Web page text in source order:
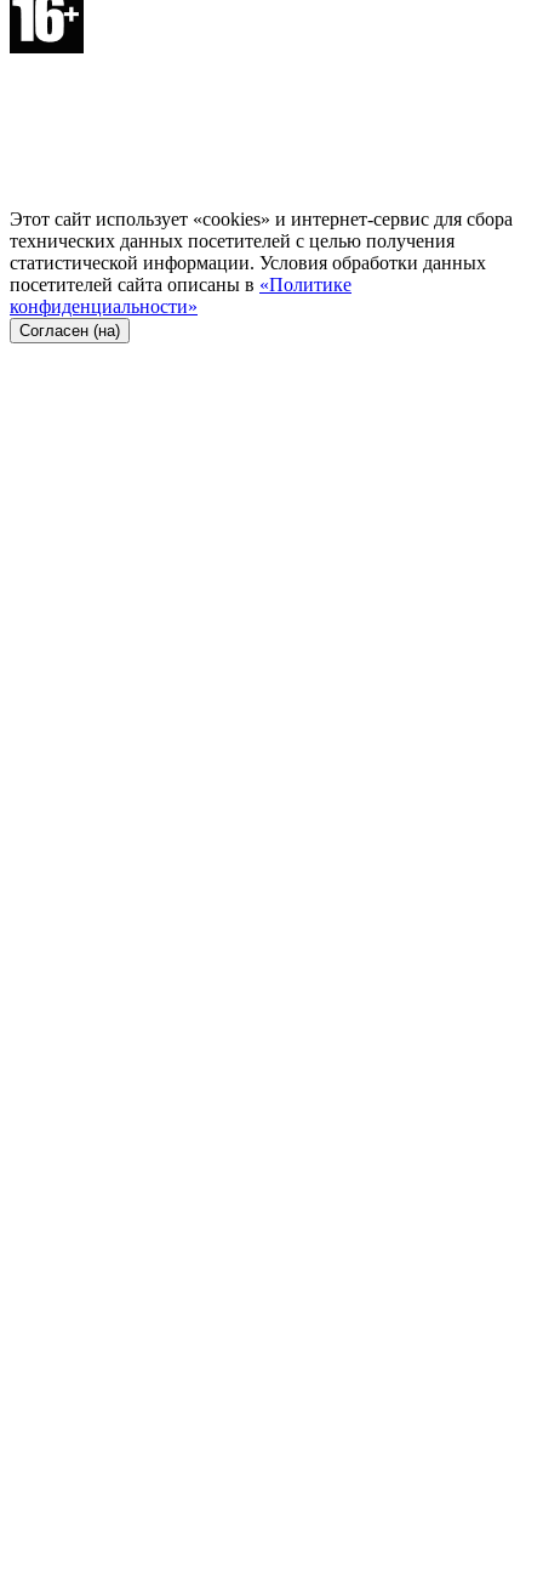
Этот сайт использует «cookies» и интернет-сервис для сбора
технических данных посетителей с целью получения
статистической информации. Условия обработки данных
посетителей сайта описаны в «Политике
конфиденциальности»
Согласен (на)